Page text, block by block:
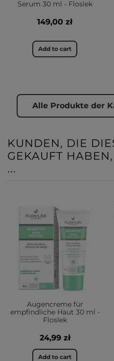
Serum 30 ml - Floslek
149,00 zł
Add to cart
Alle Produkte der
KUNDEN, DIE
GEKAUFT
...
Augencreme für
empfindliche Haut 30 ml -
Floslek
24,99 zł
Add to cart